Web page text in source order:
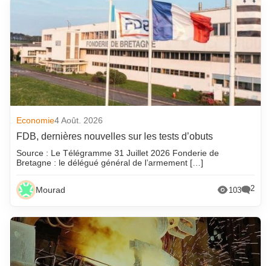
Economie4 Août. 2026
FDB, dernières nouvelles sur les tests d’obuts
Source : Le Télégramme 31 Juillet 2026 Fonderie de
Bretagne : le délégué général de l’armement […]
Mourad 103 2